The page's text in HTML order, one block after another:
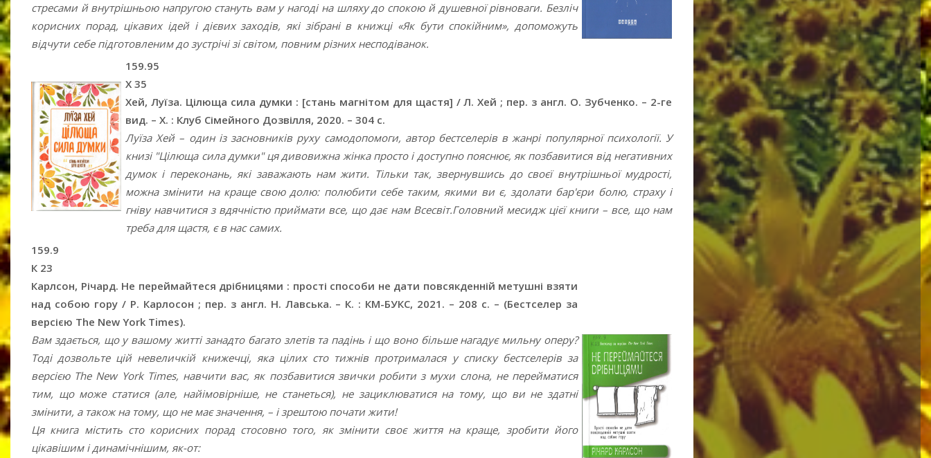
стресами й внутрішньою напругою стануть вам у нагоді на шляху до спокою й душевної рівноваги. Безліч
корисних порад, цікавих ідей і дієвих заходів, які зібрані в книжці «Як бути спокійним», допоможуть
відчути себе підготовленим до зустрічі зі світом, повним різних несподіванок.
159.95
Х 35
Хей, Луїза. Цілюща сила думки : [стань магнітом для щастя] / Л. Хей ; пер. з англ. О. Зубченко. – 2-ге
вид. – Х. : Клуб Сімейного Дозвілля, 2020. – 304 с.
Луїза Хей – один із засновників руху самодопомоги, автор бестселерів в жанрі популярної психології. У
книзі "Цілюща сила думки" ця дивовижна жінка просто і доступно пояснює, як позбавитися від негативних
думок і переконань, які заважають нам жити. Тільки так, звернувшись до своєї внутрішньої мудрості,
можна змінити на краще свою долю: полюбити себе таким, якими ви є, здолати бар'єри болю, страху і
гніву навчитися з вдячністю приймати все, що дає нам Всесвіт.Головний месидж цієї книги – все, що нам
треба для щастя, є в нас самих.
159.9
К 23
Карлсон, Річард. Не переймайтеся дрібницями : прості способи не дати повсякденній метушні взяти
над собою гору / Р. Карлосон ; пер. з англ. Н. Лавська. – К. : КМ-БУКС, 2021. – 208 с. – (Бестселер за
версією The New York Тimes).
Вам здається, що у вашому житті занадто багато злетів та падінь і що воно більше нагадує мильну оперу?
Тоді дозвольте цій невеличкій книжечці, яка цілих сто тижнів протрималася у списку бестселерів за
версією The New York Times, навчити вас, як позбавитися звички робити з мухи слона, не перейматися
тим, що може статися (але, найімовірніше, не станеться), не зациклюватися на тому, що ви не здатні
змінити, а також на тому, що не має значення, – і зрештою почати жити!
Ця книга містить сто корисних порад стосовно того, як змінити своє життя на краще, зробити його
цікавішим і динамічнішим, як-от: